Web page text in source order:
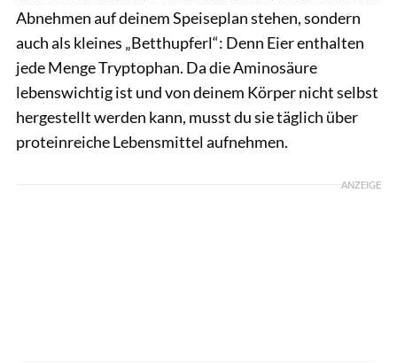
Abnehmen auf deinem Speiseplan stehen, sondern
auch als kleines „Betthupferl“: Denn Eier enthalten
jede Menge Tryptophan. Da die Aminosäure
lebenswichtig ist und von deinem Körper nicht selbst
hergestellt werden kann, musst du sie täglich über
proteinreiche Lebensmittel aufnehmen.
ANZEIGE